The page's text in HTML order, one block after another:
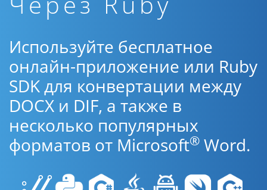
Используйте бесплатное
онлайн-приложение или Ruby
SDK для конвертации между
DOCX и DIF, а также в
несколько популярных
форматов от Microsoft® Word.